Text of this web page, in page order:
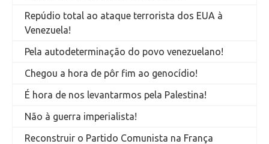
Repúdio total ao ataque terrorista dos EUA à
Venezuela!
Pela autodeterminação do povo venezuelano!
Chegou a hora de pôr fim ao genocídio!
É hora de nos levantarmos pela Palestina!
Não à guerra imperialista!
Reconstruir o Partido Comunista na França